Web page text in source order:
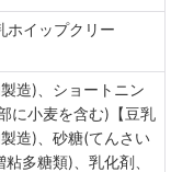
ホイップクリー
造)、ショートニン
に小麦を含む)【豆乳
造)、砂糖(てんさい
多糖類)、乳化剤、